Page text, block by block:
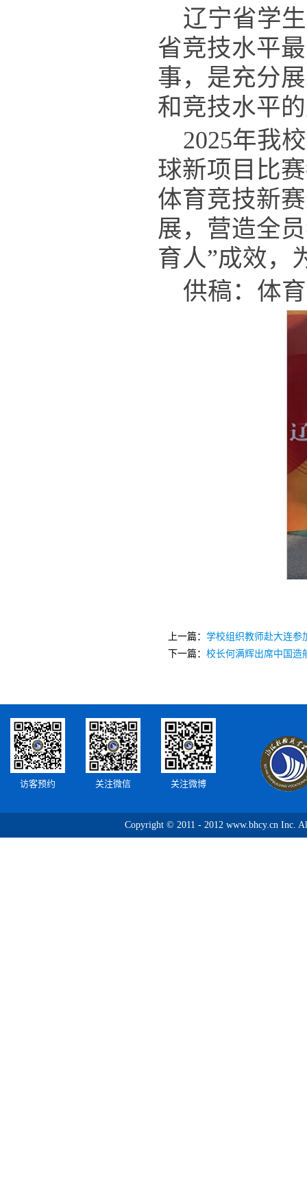
辽宁省学
省竞技水平
事，是充分
和竞技水平
2025年我
球新项目比
体育竞技新
展，营造全
育人”成效，
供稿：体
上一篇： 学校组织教师赴大连参
下一篇： 校长何满辉出席中国造
访客预约 关注微信 关注微博
Copyright © 2011 - 2012 www.bhcy.cn